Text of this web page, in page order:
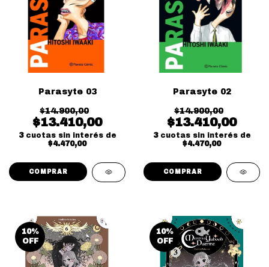
Parasyte 03
$14.900,00
$13.410,00
3 cuotas sin interés de
$4.470,00
Parasyte 02
$14.900,00
$13.410,00
3 cuotas sin interés de
$4.470,00
10%
OFF
10%
OFF